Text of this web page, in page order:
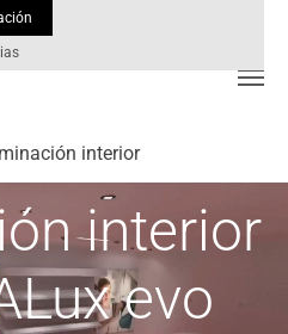
interior
interior
evo